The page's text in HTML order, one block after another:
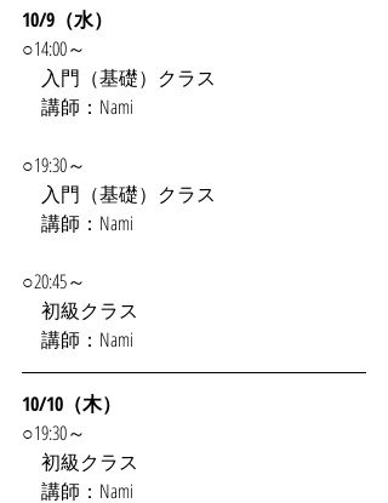
10/9（水）
○14:00～
入門（基礎）クラス
講師：Nami
○19:30～
入門（基礎）クラス
講師：Nami
○20:45～
初級クラス
講師：Nami
10/10（木）
○19:30～
初級クラス
講師：Nami